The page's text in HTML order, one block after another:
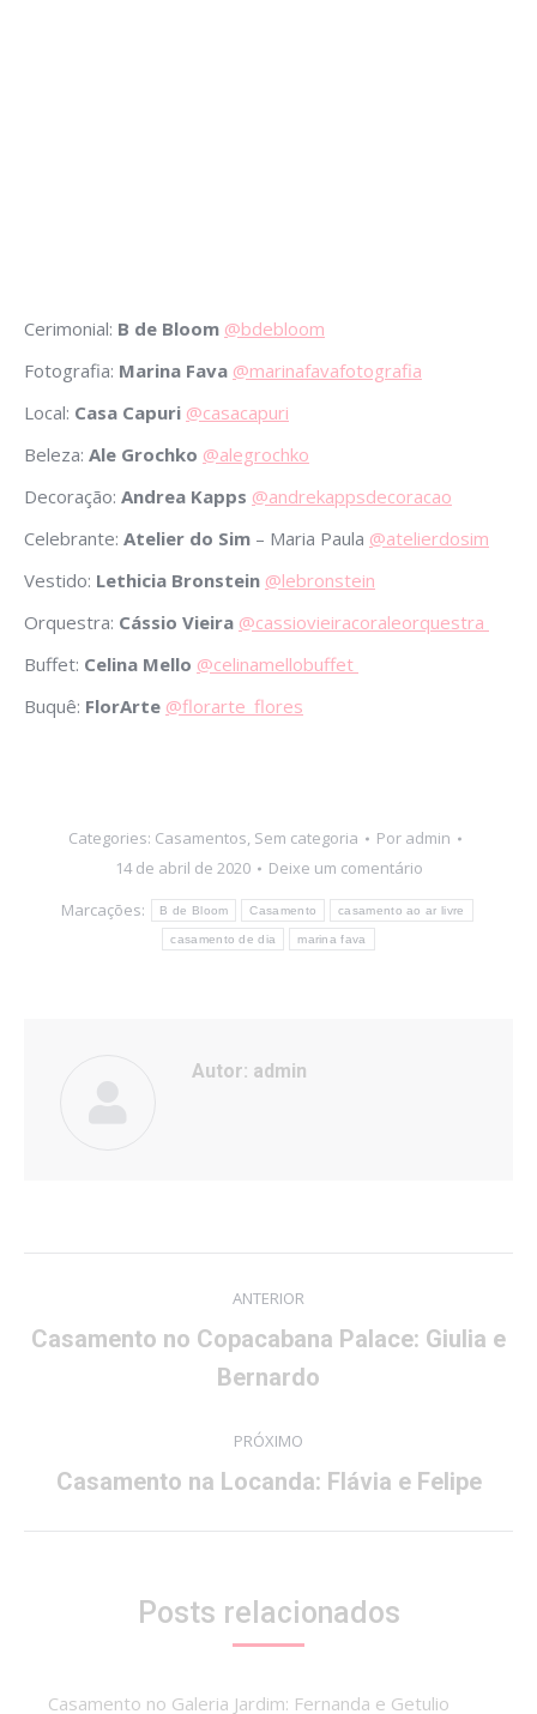
Cerimonial: B de Bloom @bdebloom
Fotografia: Marina Fava @marinafavafotografia
Local: Casa Capuri @casacapuri
Beleza: Ale Grochko @alegrochko
Decoração: Andrea Kapps @andrekappsdecoracao
Celebrante: Atelier do Sim – Maria Paula @atelierdosim
Vestido: Lethicia Bronstein @lebronstein
Orquestra: Cássio Vieira @cassiovieiracoraleorquestra
Buffet: Celina Mello @celinamellobuffet
Buquê: FlorArte @florarte_flores
Categories: Casamentos, Sem categoria Por admin
14 de abril de 2020
Deixe um comentário
Marcações:
B de Bloom Casamento casamento ao ar livre
casamento de dia marina fava
Autor: admin
de
ANTERIOR
Post
anterior:
Casamento no Copacabana Palace: Giulia e
Bernardo
PRÓXIMO
Próximo
Casamento na Locanda: Flávia e Felipe
Posts relacionados
Casamento no Galeria Jardim: Fernanda e Getulio